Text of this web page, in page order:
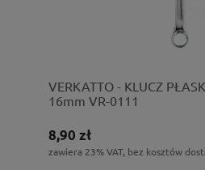
VERKATTO - KLUCZ
16mm VR-0111
8,90 zł
zawiera 23% VAT, bez kosztów